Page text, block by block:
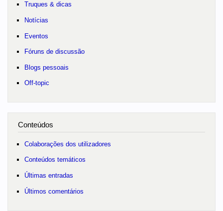
Truques & dicas
Notícias
Eventos
Fóruns de discussão
Blogs pessoais
Off-topic
Conteúdos
Colaborações dos utilizadores
Conteúdos temáticos
Últimas entradas
Últimos comentários